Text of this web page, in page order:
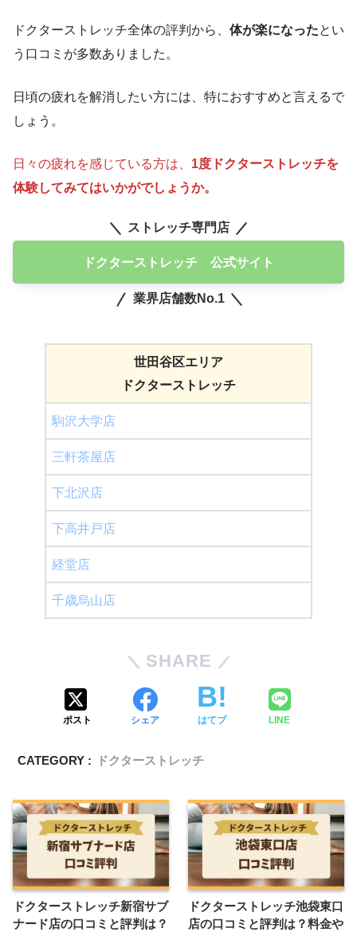
ドクターストレッチ全体の評判から、 体が楽になったとい
う口コミが多数ありました。
日頃の疲れを解消したい方には、特におすすめと言えるで
しょう。
日々の疲れを感じている方は、 1度ドクターストレッチを
体験してみてはいかがでしょうか。
ストレッチ専門店
ドクターストレッチ 公式サイト
業界店舗数No.1
世田谷区エリア
ドクターストレッチ
駒沢大学店
三軒茶屋店
下北沢店
下高井戸店
経堂店
千歳烏山店
SHARE
ポスト シェア はてブ LINE
CATEGORY : ドクターストレッチ
ドクターストレッチ新宿サブ
ナード店の口コミと評判は？
ドクターストレッチ池袋東口
店の口コミと評判は？料金や